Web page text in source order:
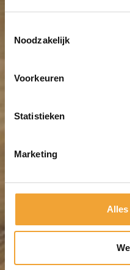
Noodzakelijk
Voorkeuren
Statistieken
Marketing
Alles